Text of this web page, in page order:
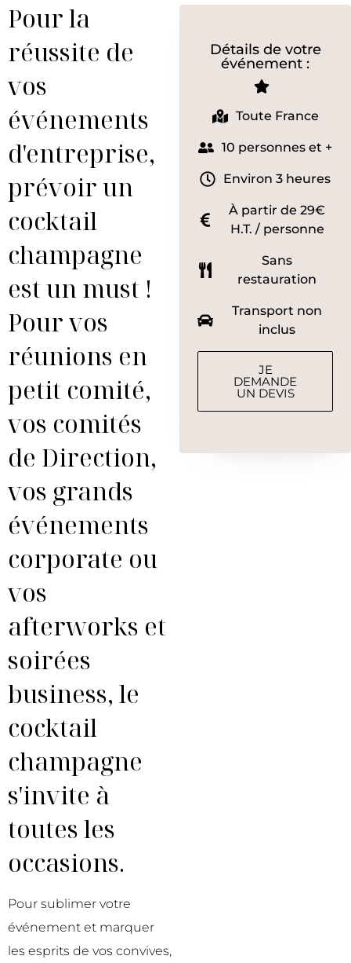
Pour la
réussite de
vos
événements
d'entreprise,
prévoir un
cocktail
champagne
est un must !
Pour vos
réunions en
petit comité,
vos comités
de Direction,
vos grands
événements
corporate ou
vos
afterworks et
soirées
business, le
cocktail
champagne
s'invite à
toutes les
occasions.
Pour sublimer votre
événement et marquer
les esprits de vos convives,
Détails de votre
événement :
Toute France
10 personnes et +
Environ 3 heures
À partir de 29€
H.T. / personne
Sans
restauration
Transport non
inclus
JE
DEMANDE
UN DEVIS